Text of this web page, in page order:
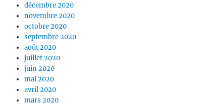
décembre 2020
novembre 2020
octobre 2020
septembre 2020
août 2020
juillet 2020
juin 2020
mai 2020
avril 2020
mars 2020